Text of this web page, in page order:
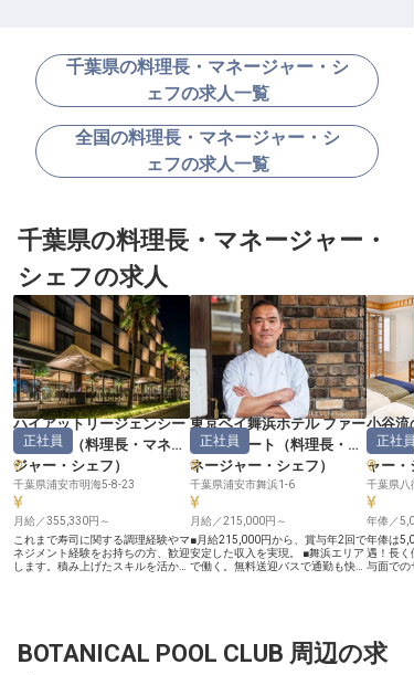
千葉県の料理長・マネージャー・シ
ェフの求人一覧
全国の料理長・マネージャー・シ
ェフの求人一覧
千葉県の料理長・マネージャー・
シェフの求人
ハイアットリージェンシー
東京ベイ
（料理長・マネー
ジャー・シェフ ）
正社員
千葉県浦安市明海5-8-23
月給／355,330円～
これまで寿司に関する調理経験やマ
ネジメント経験をお持ちの方、歓迎
します。積み上げたスキルを活かし
アに位置する全350客室のリゾート
ホテル。有名テーマーパークへの無
東京ベイ舞浜ホテル ファー
ストリゾート
（料理長・マ
ネージャー・シェフ ）
正社員
千葉県浦安市舞浜1-6
月給／215,000円～
■月給215,000円から、賞与年2回で
安定した収入を実現。 ■舞浜エリア
で働く。無料送迎バスで通勤も快適
求】 舞浜の地で、お客様の心に残
る特別な食体験を創造しませんか。
小谷流
ランド
ャー・
正社員
千葉県八
年俸／
年俸は
遇！長く
与面での
愛犬とと
ごせる空
BOTANICAL POOL CLUB 周辺の求